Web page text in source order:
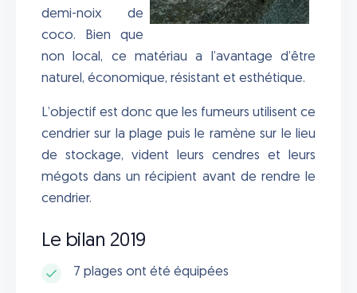
demi-noix de
coco. Bien que
non local, ce matériau a l’avantage d’être
naturel, économique, résistant et esthétique.
L’objectif est donc que les fumeurs utilisent ce
cendrier sur la plage puis le ramène sur le lieu
de stockage, vident leurs cendres et leurs
mégots dans un récipient avant de rendre le
cendrier.
Le bilan 2019
7 plages ont été équipées